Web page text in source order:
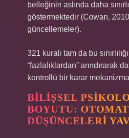
belleğinin aslında daha
göstermektedir (Cowan,
güncellemeler).
321 kuralı tam da bu
“fazlalıklardan” arındırarak
kontrollü bir karar
BILIŞSEL
BOYUTU:
DÜŞÜNCELERI